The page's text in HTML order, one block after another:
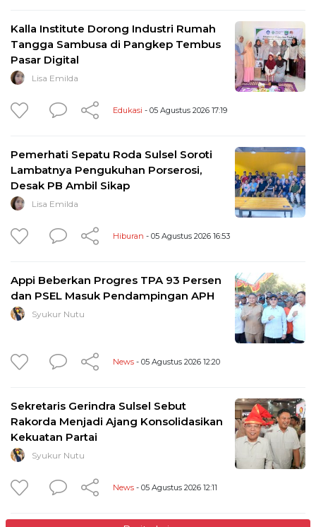
Kalla Institute Dorong Industri Rumah
Tangga Sambusa di Pangkep Tembus
Pasar Digital
Lisa Emilda
Edukasi - 05 Agustus 2026 17:19
Pemerhati Sepatu Roda Sulsel Soroti
Lambatnya Pengukuhan Porserosi,
Desak PB Ambil Sikap
Lisa Emilda
Hiburan - 05 Agustus 2026 16:53
Appi Beberkan Progres TPA 93 Persen
dan PSEL Masuk Pendampingan APH
Syukur Nutu
News - 05 Agustus 2026 12:20
Sekretaris Gerindra Sulsel Sebut
Rakorda Menjadi Ajang Konsolidasikan
Kekuatan Partai
Syukur Nutu
News - 05 Agustus 2026 12:11